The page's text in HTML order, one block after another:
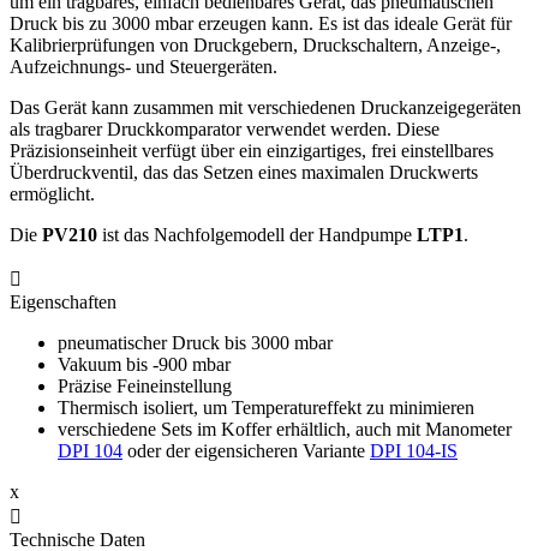
Druck bis zu 3000 mbar erzeugen kann. Es ist das ideale Gerät für
Kalibrierprüfungen von Druckgebern, Druckschaltern, Anzeige-,
Aufzeichnungs- und Steuergeräten.
Das Gerät kann zusammen mit verschiedenen Druckanzeigegeräten
als tragbarer Druckkomparator verwendet werden. Diese
Präzisionseinheit verfügt über ein einzigartiges, frei einstellbares
Überdruckventil, das das Setzen eines maximalen Druckwerts
ermöglicht.
Die PV210 ist das Nachfolgemodell der Handpumpe LTP1.

Eigenschaften
pneumatischer Druck bis 3000 mbar
Vakuum bis -900 mbar
Präzise Feineinstellung
Thermisch isoliert, um Temperatureffekt zu minimieren
verschiedene Sets im Koffer erhältlich, auch mit Manometer
DPI 104 oder der eigensicheren Variante DPI 104-IS
x

Technische Daten